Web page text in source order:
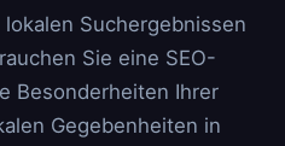
Suchergebnissen
Sie eine SEO-
Besonderheiten Ihrer
Gegebenheiten in